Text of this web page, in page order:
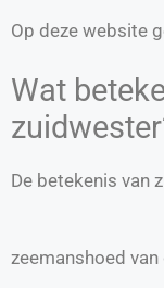
Op deze website
Wat
De betekenis van
zeemanshoed